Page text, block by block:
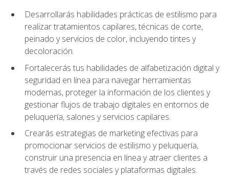
Desarrollarás habilidades prácticas de estilismo para
realizar tratamientos capilares, técnicas de corte,
peinado y servicios de color, incluyendo tintes y
decoloración.
Fortalecerás tus habilidades de alfabetización digital y
seguridad en línea para navegar herramientas
modernas, proteger la información de los clientes y
gestionar flujos de trabajo digitales en entornos de
peluquería, salones y servicios capilares.
Crearás estrategias de marketing efectivas para
promocionar servicios de estilismo y peluquería,
construir una presencia en línea y atraer clientes a
través de redes sociales y plataformas digitales.